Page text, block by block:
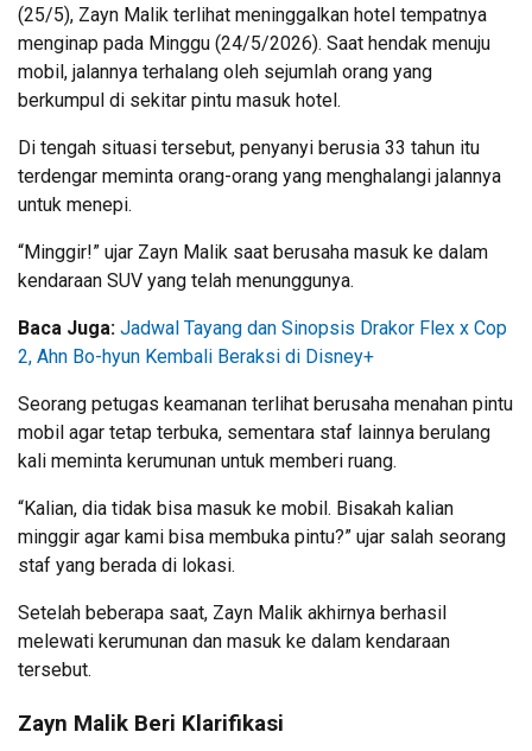
(25/5), Zayn Malik terlihat meninggalkan hotel tempatnya
menginap pada Minggu (24/5/2026). Saat hendak menuju
mobil, jalannya terhalang oleh sejumlah orang yang
berkumpul di sekitar pintu masuk hotel.
Di tengah situasi tersebut, penyanyi berusia 33 tahun itu
terdengar meminta orang-orang yang menghalangi jalannya
untuk menepi.
“Minggir!” ujar Zayn Malik saat berusaha masuk ke dalam
kendaraan SUV yang telah menunggunya.
Baca Juga: Jadwal Tayang dan Sinopsis Drakor Flex x Cop
2, Ahn Bo-hyun Kembali Beraksi di Disney+
Seorang petugas keamanan terlihat berusaha menahan pintu
mobil agar tetap terbuka, sementara staf lainnya berulang
kali meminta kerumunan untuk memberi ruang.
“Kalian, dia tidak bisa masuk ke mobil. Bisakah kalian
minggir agar kami bisa membuka pintu?” ujar salah seorang
staf yang berada di lokasi.
Setelah beberapa saat, Zayn Malik akhirnya berhasil
melewati kerumunan dan masuk ke dalam kendaraan
tersebut.
Zayn Malik Beri Klarifikasi